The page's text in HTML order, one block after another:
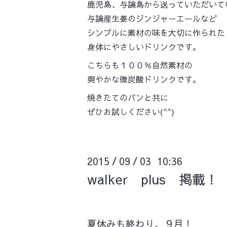
鹿児島、与論島から送っていただい
与論産生姜のジンジャーエールなど
シンプルに素材の味を大切に作られた
身体にやさしいドリンクです。
こちらも１００％自然素材の
爽やかな微炭酸ドリンクです。
焼きたてのパンと共に
ぜひお試しください(^^)
2015 / 09 / 03 10:36
walker plus 掲載！
夏休みも終わり、９月！